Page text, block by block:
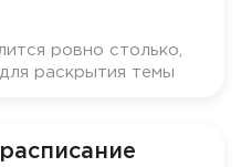
ровно столько,
раскрытия темы